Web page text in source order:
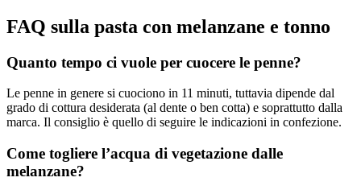
FAQ sulla pasta con melanzane e tonno
Quanto tempo ci vuole per cuocere le penne?
Le penne in genere si cuociono in 11 minuti, tuttavia dipende dal
grado di cottura desiderata (al dente o ben cotta) e soprattutto dalla
marca. Il consiglio è quello di seguire le indicazioni in confezione.
Come togliere l’acqua di vegetazione dalle
melanzane?